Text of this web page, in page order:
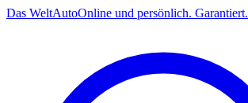
Das WeltAutoOnline und persönlich. Garantiert.